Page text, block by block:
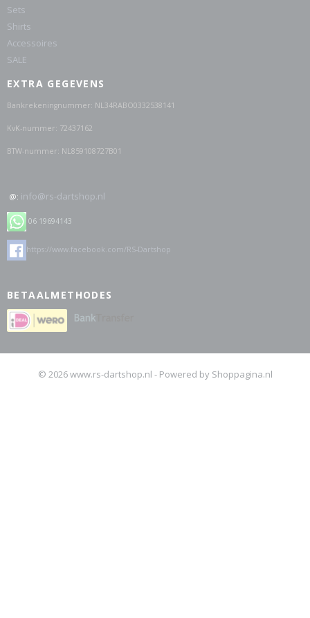
Sets
Shirts
Accessoires
SALE
EXTRA GEGEVENS
Bankrekeningnummer: NL34RABO0332538141
KvK-nummer: 72437162
BTW-nummer: NL859108727B01
@: info@rs-dartshop.nl
06 19694143
https://www.facebook.com/RS-Dartshop
BETAALMETHODES
© 2026 www.rs-dartshop.nl - Powered by Shoppagina.nl